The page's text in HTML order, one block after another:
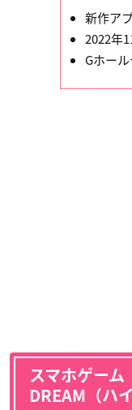
新作ア
2022年
Gホー
スマホゲーム
DREAM（ハ